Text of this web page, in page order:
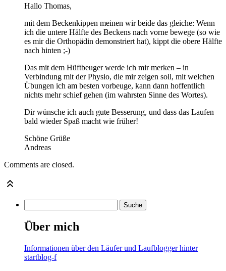
Hallo Thomas,
mit dem Beckenkippen meinen wir beide das gleiche: Wenn
ich die untere Hälfte des Beckens nach vorne bewege (so wie
es mir die Orthopädin demonstriert hat), kippt die obere Hälfte
nach hinten ;-)
Das mit dem Hüftbeuger werde ich mir merken – in
Verbindung mit der Physio, die mir zeigen soll, mit welchen
Übungen ich am besten vorbeuge, kann dann hoffentlich
nichts mehr schief gehen (im wahrsten Sinne des Wortes).
Dir wünsche ich auch gute Besserung, und dass das Laufen
bald wieder Spaß macht wie früher!
Schöne Grüße
Andreas
Comments are closed.
Über mich
Informationen über den Läufer und Laufblogger hinter
startblog-f